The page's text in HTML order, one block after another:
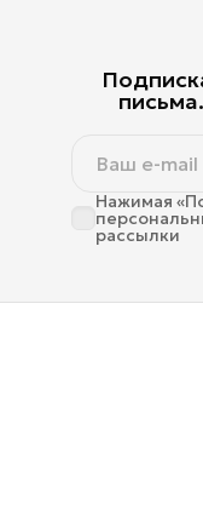
Нажимая
рассылки